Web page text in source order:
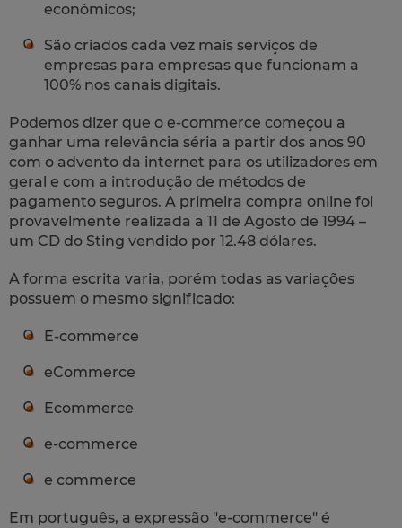
económicos;
São criados cada vez mais serviços de
empresas para empresas que funcionam a
100% nos canais digitais.
Podemos dizer que o e-commerce começou a
ganhar uma relevância séria a partir dos anos 90
com o advento da internet para os utilizadores em
geral e com a introdução de métodos de
pagamento seguros. A primeira compra online foi
provavelmente realizada a 11 de Agosto de 1994 –
um CD do Sting vendido por 12.48 dólares.
A forma escrita varia, porém todas as variações
possuem o mesmo significado:
E-commerce
eCommerce
Ecommerce
e-commerce
e commerce
Em português, a expressão "e-commerce" é